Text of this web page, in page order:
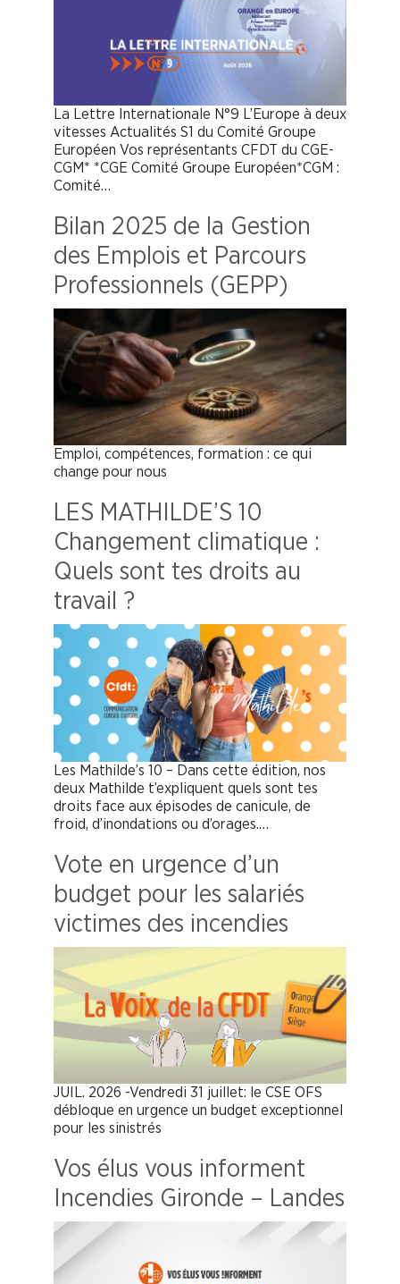
La Lettre Internationale N°9 L’Europe à deux
vitesses Actualités S1 du Comité Groupe
Européen Vos représentants CFDT du CGE-
CGM* *CGE Comité Groupe Européen*CGM :
Comité…
Bilan 2025 de la Gestion
des Emplois et Parcours
Professionnels (GEPP)
Emploi, compétences, formation : ce qui
change pour nous
LES MATHILDE’S 10
Changement climatique :
Quels sont tes droits au
travail ?
Les Mathilde’s 10 – Dans cette édition, nos
deux Mathilde t’expliquent quels sont tes
droits face aux épisodes de canicule, de
froid, d’inondations ou d’orages.…
Vote en urgence d’un
budget pour les salariés
victimes des incendies
JUIL. 2026 -Vendredi 31 juillet: le CSE OFS
débloque en urgence un budget exceptionnel
pour les sinistrés
Vos élus vous informent
Incendies Gironde – Landes